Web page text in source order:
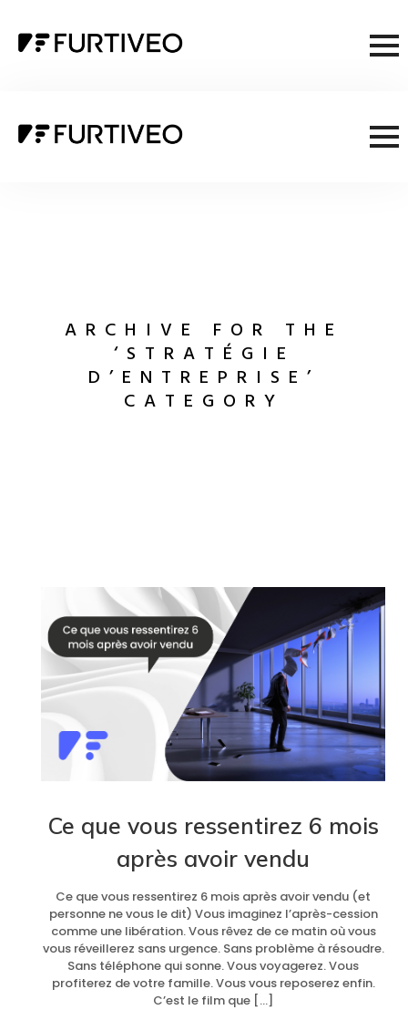
ARCHIVE FOR THE
‘STRATÉGIE
D’ENTREPRISE’
CATEGORY
Ce que vous ressentirez 6 mois
après avoir vendu
Ce que vous ressentirez 6 mois après avoir vendu (et
personne ne vous le dit) Vous imaginez l’après-cession
comme une libération. Vous rêvez de ce matin où vous
vous réveillerez sans urgence. Sans problème à résoudre.
Sans téléphone qui sonne. Vous voyagerez. Vous
profiterez de votre famille. Vous vous reposerez enfin.
C’est le film que […]